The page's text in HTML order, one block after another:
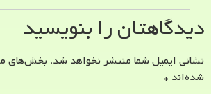
دیدگاهتان را بنویسید
نشانی ایمیل شما منتشر نخواهد شد. بخش‌های
شده‌اند *